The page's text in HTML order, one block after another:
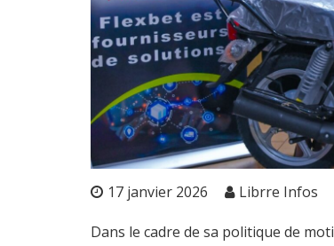
17 janvier 2026 Librre Infos
Dans le cadre de sa politique de